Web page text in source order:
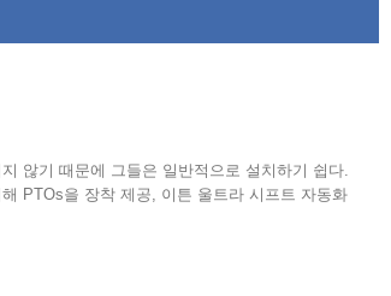
않기 때문에 그들은 일반적으로 설치하기 쉽다.
PTOs을 장착 제공, 이튼 울트라 시프트 자동화